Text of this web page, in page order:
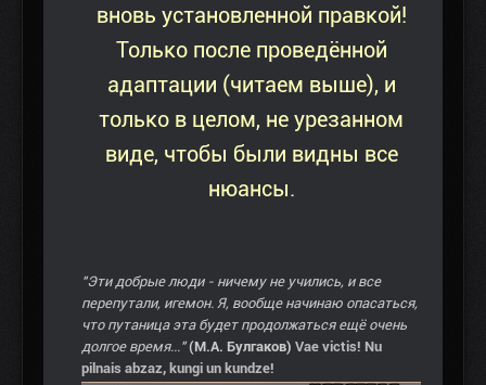
вновь установленной правкой!
Только после проведённой
адаптации (читаем выше), и
только в целом, не урезанном
виде, чтобы были видны все
нюансы.
"Эти добрые люди - ничему не учились, и все
перепутали, игемон. Я, вообще начинаю опасаться,
что путаница эта будет продолжаться ещё очень
долгое время..." (М.А. Булгаков) Vae victis! Nu
pilnais abzaz, kungi un kundze!